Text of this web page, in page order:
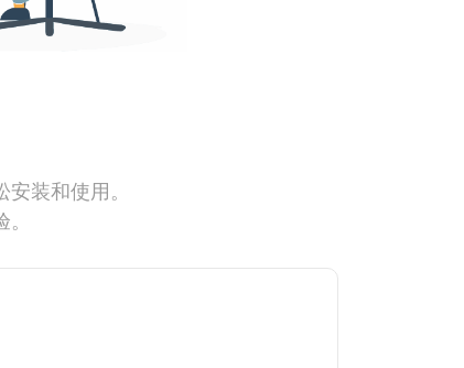
装和使用。